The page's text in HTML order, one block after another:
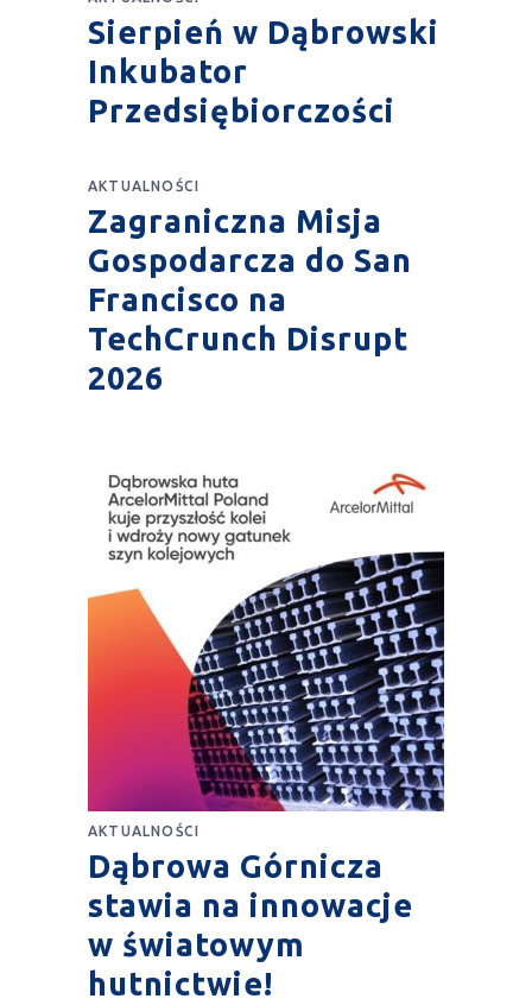
Sierpień w Dąbrowski
Inkubator
Przedsiębiorczości
AKTUALNOŚCI
Zagraniczna Misja
Gospodarcza do San
Francisco na
TechCrunch Disrupt
2026
AKTUALNOŚCI
Dąbrowa Górnicza
stawia na innowacje
w światowym
hutnictwie!